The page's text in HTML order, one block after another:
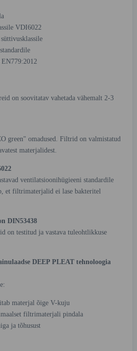
VDI6022
EN779:2012
on soovitatav vahetada vähemalt 2-3
green" omadused. Filtrid on valmistatud
materjalidest.
ventilatsioonihügieeni standardile
et filtrimaterjalid ei lase bakteritel
DIN53438
on testitud ja vastava tuleohtlikkuse
DEEP PLEAT tehnoloogia
materjal õige V-kuju
filtrimaterjali pindala
ja tõhusust